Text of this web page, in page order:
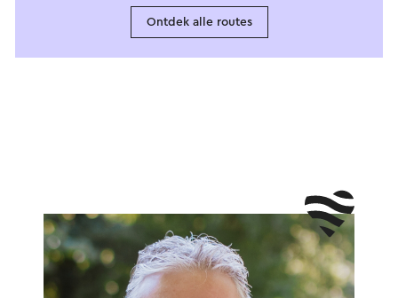
Ontdek alle routes